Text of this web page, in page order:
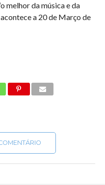
melhor da música e da
a 20 de Março de